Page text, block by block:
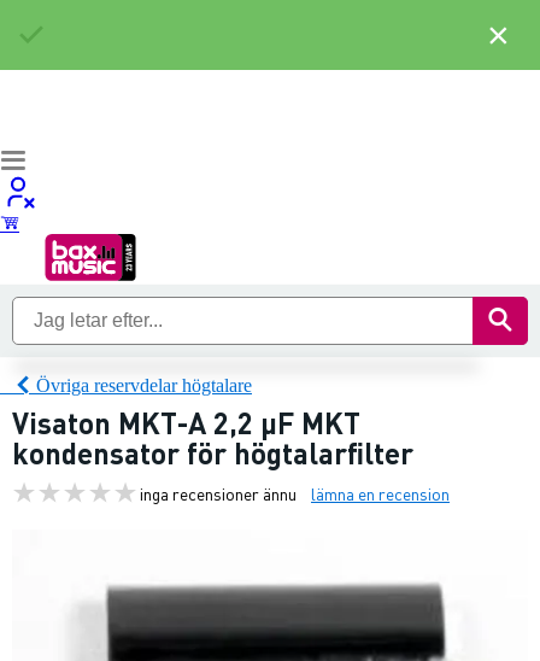
Övriga reservdelar högtalare
Visaton MKT-A 2,2 µF MKT
kondensator för högtalarfilter
inga recensioner ännu lämna en recension
×